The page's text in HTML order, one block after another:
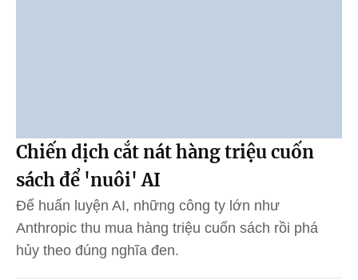
Chiến dịch cắt nát hàng triệu cuốn
sách để 'nuôi' AI
Để huấn luyện AI, những công ty lớn như
Anthropic thu mua hàng triệu cuốn sách rồi phá
hủy theo đúng nghĩa đen.